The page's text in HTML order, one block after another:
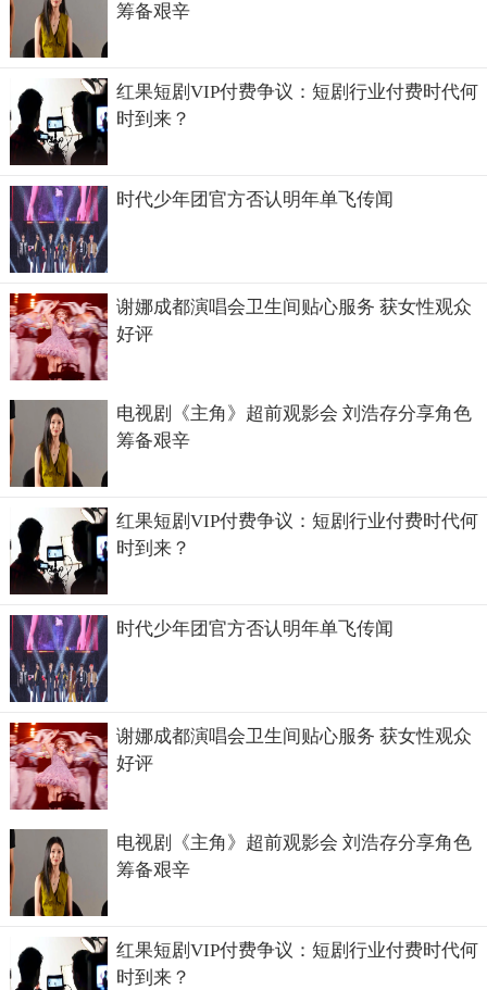
筹备艰辛
红果短剧VIP付费争议：短剧行业付费时代何
时到来？
时代少年团官方否认明年单飞传闻
谢娜成都演唱会卫生间贴心服务 获女性观众
好评
电视剧《主角》超前观影会 刘浩存分享角色
筹备艰辛
红果短剧VIP付费争议：短剧行业付费时代何
时到来？
时代少年团官方否认明年单飞传闻
谢娜成都演唱会卫生间贴心服务 获女性观众
好评
电视剧《主角》超前观影会 刘浩存分享角色
筹备艰辛
红果短剧VIP付费争议：短剧行业付费时代何
时到来？